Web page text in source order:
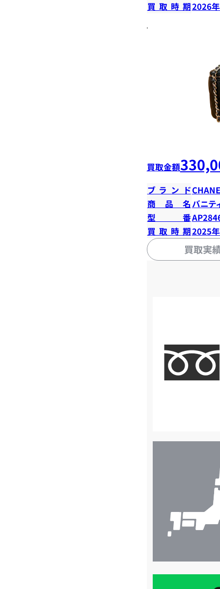
買取時期2026
買取金額
ブランド
商品名バニテ
型番
買取時期2025
買取実